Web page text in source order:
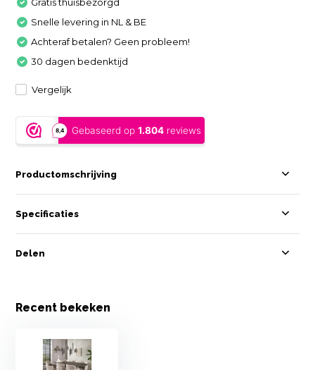
Snelle levering in NL & BE
Achteraf betalen? Geen probleem!
30 dagen bedenktijd
Vergelijk
Productomschrijving
Specificaties
Delen
Recent bekeken